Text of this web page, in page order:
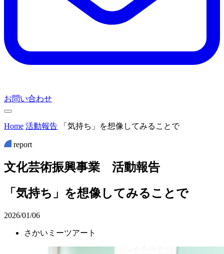
お問い合わせ
Home 活動報告 「気持ち」を想像してみることで
report
文化芸術振興事業 活動報告
「気持ち」を想像してみることで
2026/01/06
さかいミーツアート